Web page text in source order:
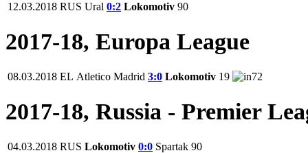
12.03.2018 RUS Ural 0:2 Lokomotiv 90
2017-18, Europa League
08.03.2018 EL Atletico Madrid 3:0 Lokomotiv 19 72
2017-18, Russia - Premier
04.03.2018 RUS Lokomotiv 0:0 Spartak 90